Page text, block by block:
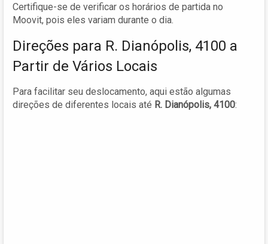
Certifique-se de verificar os horários de partida no
Moovit, pois eles variam durante o dia.
Direções para R. Dianópolis, 4100 a
Partir de Vários Locais
Para facilitar seu deslocamento, aqui estão algumas
direções de diferentes locais até R. Dianópolis, 4100: